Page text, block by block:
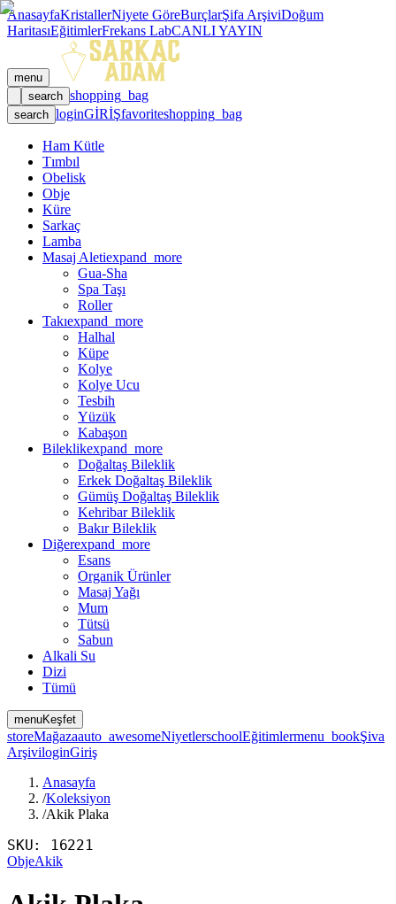
AnasayfaKristallerNiyete GöreBurçlarŞifa ArşiviDoğum
HaritasıEğitimlerFrekans LabCANLI YAYIN
menu
search shopping_bag
search loginGİRİŞfavoriteshopping_bag
Ham Kütle
Tımbıl
Obelisk
Obje
Küre
Sarkaç
Lamba
Masaj Aletiexpand_more
Gua-Sha
Spa Taşı
Roller
Takıexpand_more
Halhal
Küpe
Kolye
Kolye Ucu
Tesbih
Yüzük
Kabaşon
Bileklikexpand_more
Doğaltaş Bileklik
Erkek Doğaltaş Bileklik
Gümüş Doğaltaş Bileklik
Kehribar Bileklik
Bakır Bileklik
Diğerexpand_more
Esans
Organik Ürünler
Masaj Yağı
Mum
Tütsü
Sabun
Alkali Su
Dizi
Tümü
menuKeşfet
storeMağazaauto_awesomeNiyetlerschoolEğitimlermenu_bookŞiva
ArşiviloginGiriş
Anasayfa
/Koleksiyon
/Akik Plaka
SKU: 16221
ObjeAkik